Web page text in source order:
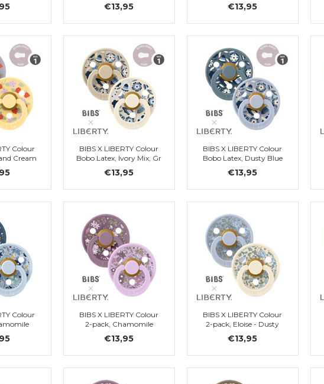
€13,95 €13,95
Colour
Cream
BIBS X LIBERTY Colour
Bobo Latex, Ivory Mix, Gr
€13,95
BIBS X LIBERTY Colour
Bobo Latex, Dusty Blue
€13,95
Colour
BIBS X LIBERTY Colour
2-pack, Chamomile
1
€13,95
BIBS X LIBERTY Colour
2-pack, Eloise - Dusty
€13,95